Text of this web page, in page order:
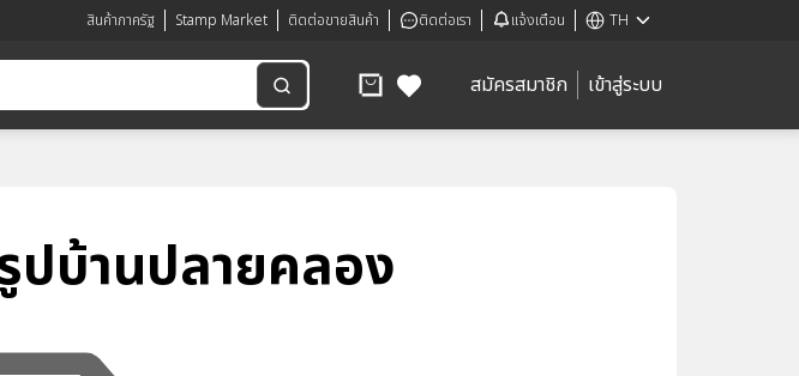
สินค้าภาครัฐ Stamp Market ติดต่อขายสินค้า ติดต่อเรา แจ้งเตือน TH
สมัครสมาชิก เข้าสู่ระบบ
บ้านปลายคลอง